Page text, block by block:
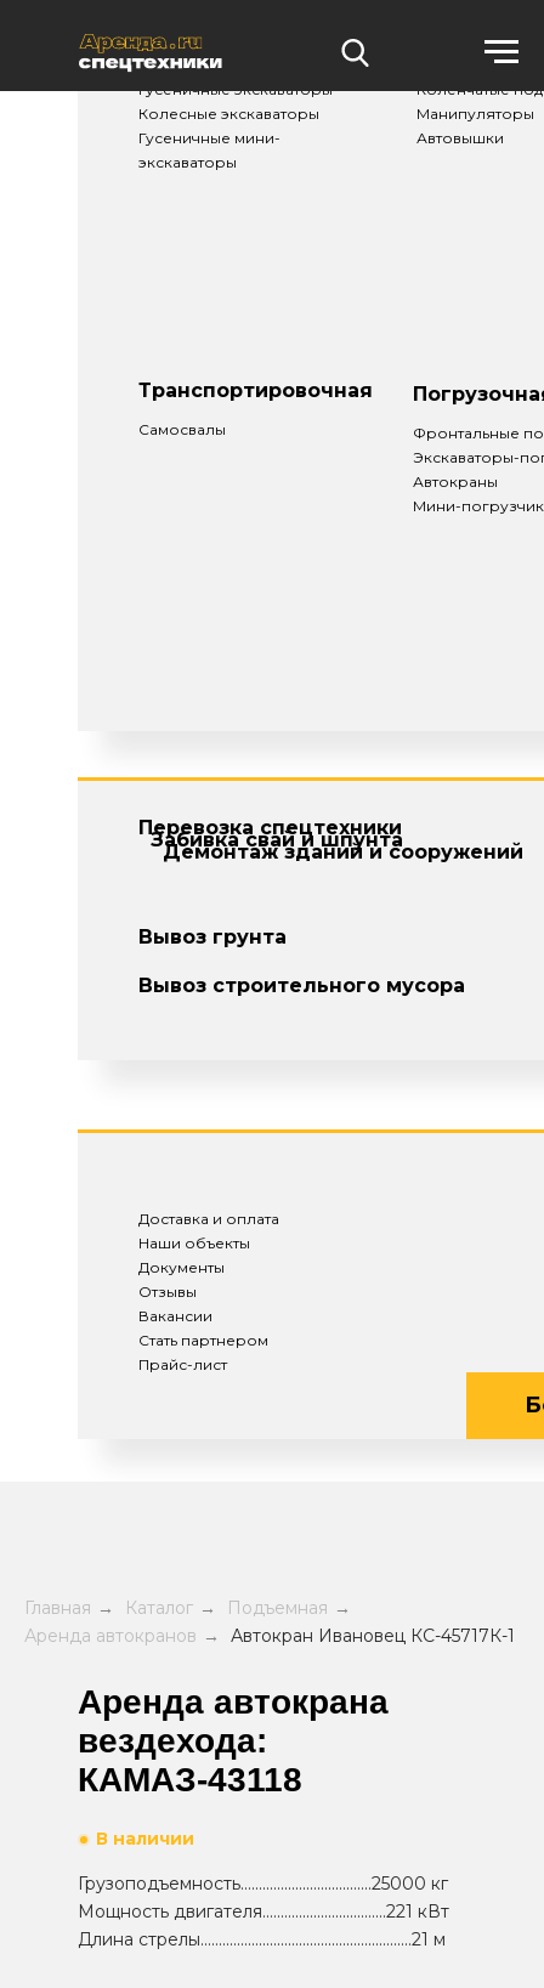
Землеройная
Гусеничные экскаваторы
Колесные экскаваторы
Гусеничные мини-
экскаваторы
Подъемная
Коленчатые
Манипуляторы
Автовышки
Транспортировочная
Самосвалы
Мини-
Автокраны
Экскаваторы-
Фронтальные
Перевозка спецтехники
Забивка свай и шпунта
Демонтаж зданий и сооружений
Вывоз грунта
Вывоз строительного мусора
Доставка и оплата
Наши объекты
Документы
Отзывы
Вакансии
Стать партнером
Прайс-лист
Главная → Каталог → Подъемная →
Аренда автокранов → Автокран Ивановец КС-45717К-1
Аренда автокрана
вездехода:
КАМАЗ-43118
Грузоподъемность....................................25000 кг
Мощность двигателя..................................221 кВт
Длина стрелы..........................................................21 м
В наличии